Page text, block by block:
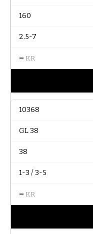
160
2.5-7
– KR
10368
GL 38
38
1-3 / 3-5
– KR